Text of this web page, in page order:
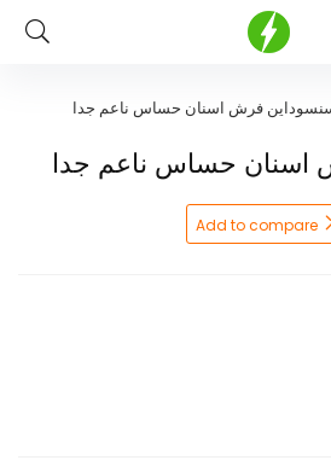
فرش اسنان حساس ناعم جدا
اسنان حساس ناعم جدا
Add to compare